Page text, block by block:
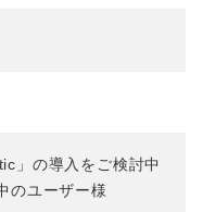
」の導入をご検討中
のユーザー様